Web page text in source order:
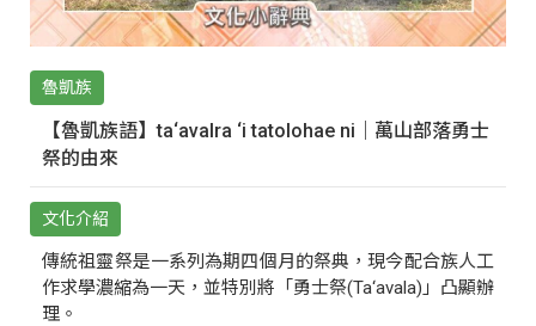
魯凱族
【魯凱族語】ta‘avalra ‘i tatolohae ni｜萬山部落勇士
祭的由來
文化介紹
傳統祖靈祭是一系列為期四個月的祭典，現今配合族人工
作求學濃縮為一天，並特別將「勇士祭(Ta‘avala)」凸顯辦
理。